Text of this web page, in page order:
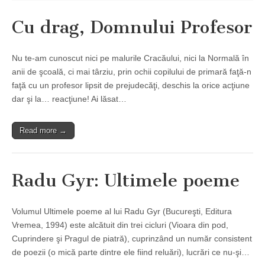
Cu drag, Domnului Profesor
Nu te-am cunoscut nici pe malurile Cracăului, nici la Normală în
anii de şcoală, ci mai târziu, prin ochii copilului de primară faţă-n
faţă cu un profesor lipsit de prejudecăţi, deschis la orice acţiune
dar şi la… reacţiune! Ai lăsat…
Read more →
Radu Gyr: Ultimele poeme
Volumul Ultimele poeme al lui Radu Gyr (Bucureşti, Editura
Vremea, 1994) este alcătuit din trei cicluri (Vioara din pod,
Cuprindere şi Pragul de piatră), cuprinzând un număr consistent
de poezii (o mică parte dintre ele fiind reluări), lucrări ce nu-şi…